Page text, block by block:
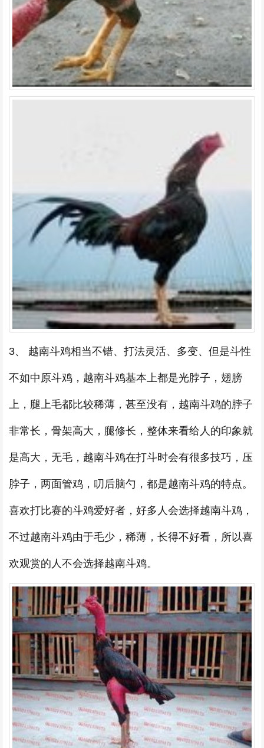
3、 越南斗鸡相当不错、打法灵活、多变、但是斗性
不如中原斗鸡，越南斗鸡基本上都是光脖子，翅膀
上，腿上毛都比较稀薄，甚至没有，越南斗鸡的脖子
非常长，骨架高大，腿修长，整体来看给人的印象就
是高大，无毛，越南斗鸡在打斗时会有很多技巧，压
脖子，两面管鸡，叨后脑勺，都是越南斗鸡的特点。
喜欢打比赛的斗鸡爱好者，好多人会选择越南斗鸡，
不过越南斗鸡由于毛少，稀薄，长得不好看，所以喜
欢观赏的人不会选择越南斗鸡。